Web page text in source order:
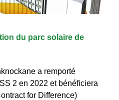
du parc solaire de
a remporté
2 en 2022 et bénéficiera
for Difference)